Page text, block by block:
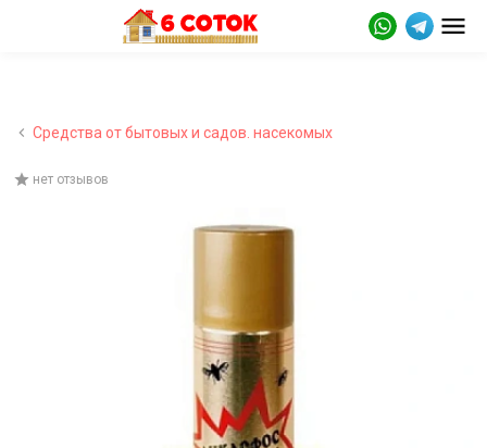
Средства от бытовых и садов. насекомых
нет отзывов